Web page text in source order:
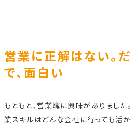
営業に正解はない。
で、面白い
もともと、営業職に興味がありました
業スキルはどんな会社に行っても活